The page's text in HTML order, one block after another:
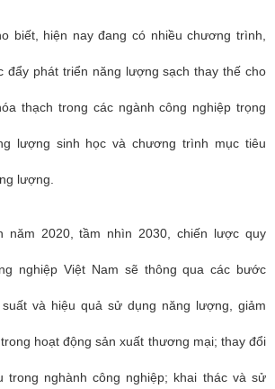
biết, hiện nay đang có nhiều chương trình,
đẩy phát triển năng lượng sạch thay thế cho
thạch trong các ngành công nghiệp trọng
lượng sinh học và chương trình mục tiêu
lượng.
năm 2020, tầm nhìn 2030, chiến lược quy
nghiệp Việt Nam sẽ thông qua các bước
và hiệu quả sử dụng năng lượng, giảm
hoạt động sản xuất thương mại; thay đổi
trong nghành công nghiệp; khai thác và sử